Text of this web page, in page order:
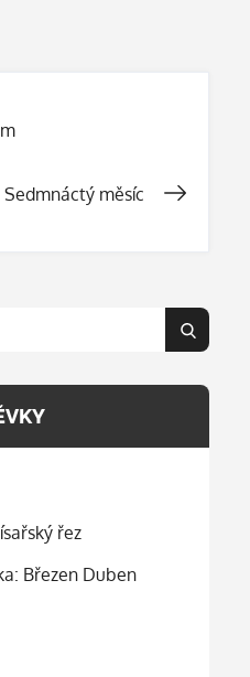
Sedmnáctý měsíc
Search
řez
Březen Duben